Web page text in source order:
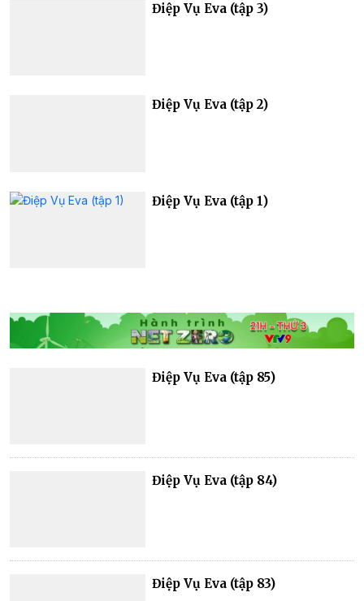
Điệp Vụ Eva (tập 3)
Điệp Vụ Eva (tập 2)
Điệp Vụ Eva (tập 1)
Điệp Vụ Eva (tập 85)
Điệp Vụ Eva (tập 84)
Điệp Vụ Eva (tập 83)